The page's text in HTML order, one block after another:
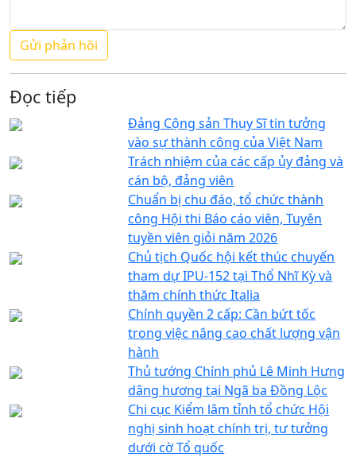
Đọc tiếp
Đảng Cộng sản Thụy Sĩ tin tưởng
vào sự thành công của Việt Nam
Trách nhiệm của các cấp ủy đảng và
cán bộ, đảng viên
Chuẩn bị chu đáo, tổ chức thành
công Hội thi Báo cáo viên, Tuyên
tuyền viên giỏi năm 2026
Chủ tịch Quốc hội kết thúc chuyến
tham dự IPU-152 tại Thổ Nhĩ Kỳ và
thăm chính thức Italia
Chính quyền 2 cấp: Cần bứt tốc
trong việc nâng cao chất lượng vận
hành
Thủ tướng Chính phủ Lê Minh Hưng
dâng hương tại Ngã ba Đồng Lộc
Chi cục Kiểm lâm tỉnh tổ chức Hội
nghị sinh hoạt chính trị, tư tưởng
dưới cờ Tổ quốc